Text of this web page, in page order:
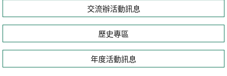
交流辦活動訊息
歷史專區
年度活動訊息